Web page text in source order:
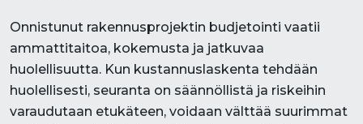
Onnistunut rakennusprojektin budjetointi vaatii
ammattitaitoa, kokemusta ja jatkuvaa
huolellisuutta. Kun kustannuslaskenta tehdään
huolellisesti, seuranta on säännöllistä ja riskeihin
varaudutaan etukäteen, voidaan välttää suurimmat